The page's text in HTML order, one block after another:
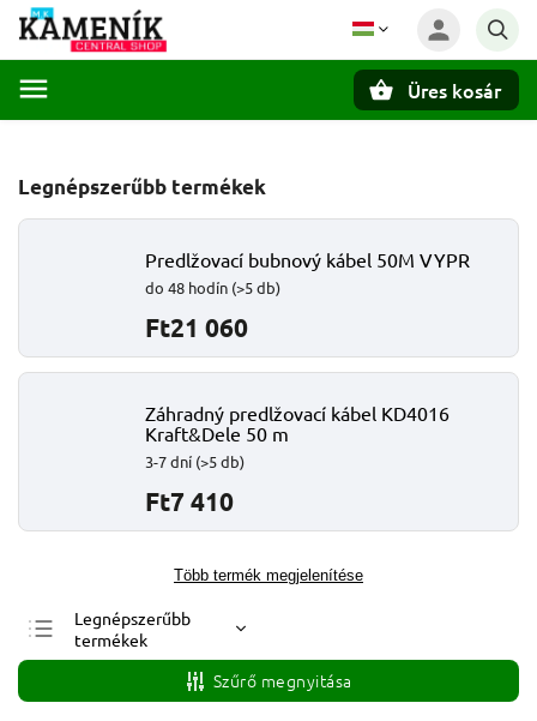
Üres kosár
Legnépszerűbb termékek
Predlžovací bubnový kábel 50M VYPR
do 48 hodín (>5 db)
Ft21 060
Záhradný predlžovací kábel KD4016
Kraft&Dele 50 m
3-7 dní (>5 db)
Ft7 410
Több termék megjelenítése
Legnépszerűbb
termékek
Legolcsóbb elöl
Legdrágább
Szűrő megnyitása